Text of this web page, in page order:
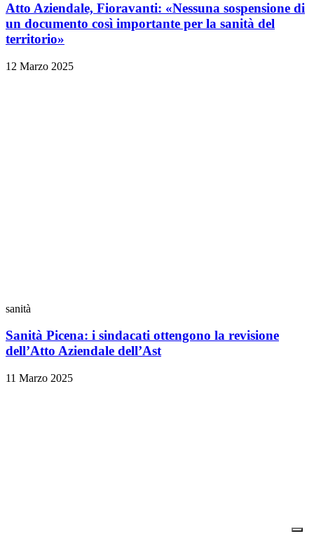
Atto Aziendale, Fioravanti: «Nessuna sospensione di
un documento così importante per la sanità del
territorio»
12 Marzo 2025
sanità
Sanità Picena: i sindacati ottengono la revisione
dell’Atto Aziendale dell’Ast
11 Marzo 2025